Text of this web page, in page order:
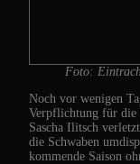
Foto:
Noch vor wenigen
Verpflichtung für die
Sascha Ilitsch
die Schwaben
kommende Saison